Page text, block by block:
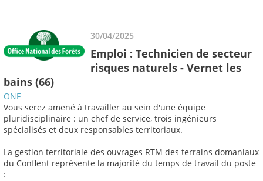
30/04/2025
Emploi : Technicien de secteur
risques naturels - Vernet les
bains (66)
ONF
Vous serez amené à travailler au sein d'une équipe
pluridisciplinaire : un chef de service, trois ingénieurs
spécialisés et deux responsables territoriaux.
La gestion territoriale des ouvrages RTM des terrains domaniaux
du Conflent représente la majorité du temps de travail du poste
: